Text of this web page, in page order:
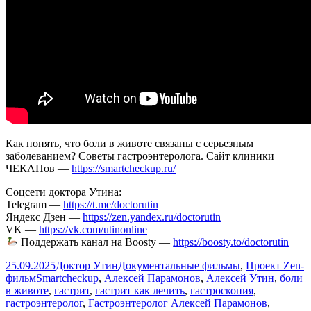
Как понять, что боли в животе связаны с серьезным
заболеванием? Советы гастроэнтеролога. Сайт клиники
ЧЕКАПов — https://smartcheckup.ru/
Соцсети доктора Утина:
Telegram — https://t.me/doctorutin
Яндекс Дзен — https://zen.yandex.ru/doctorutin
VK — https://vk.com/utinonline
Поддержать канал на Boosty —https://boosty.to/doctorutin
Опубликовано
25.09.2025Автор
Доктор УтинРубрики
Документальные фильмы, Проект Zen-
фильмМетки
Smartcheckup, Алексей Парамонов, Алексей Утин, боли
в животе, гастрит, гастрит как лечить, гастроскопия,
гастроэнтеролог, Гастроэнтеролог Алексей Парамонов,